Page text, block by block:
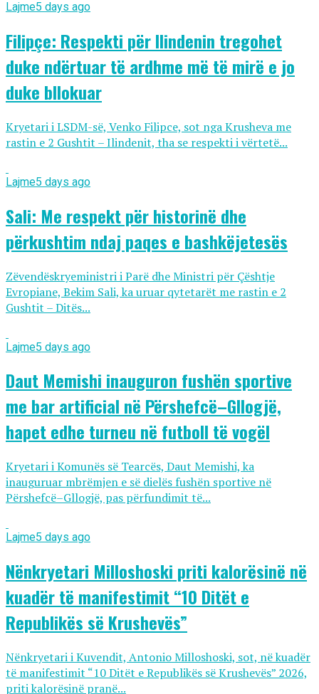
Lajme5 days ago
Filipçe: Respekti për Ilindenin tregohet
duke ndërtuar të ardhme më të mirë e jo
duke bllokuar
Kryetari i LSDM-së, Venko Filipce, sot nga Krusheva me
rastin e 2 Gushtit – Ilindenit, tha se respekti i vërtetë...
Lajme5 days ago
Sali: Me respekt për historinë dhe
përkushtim ndaj paqes e bashkëjetesës
Zëvendëskryeministri i Parë dhe Ministri për Çështje
Evropiane, Bekim Sali, ka uruar qytetarët me rastin e 2
Gushtit – Ditës...
Lajme5 days ago
Daut Memishi inauguron fushën sportive
me bar artificial në Përshefcë–Gllogjë,
hapet edhe turneu në futboll të vogël
Kryetari i Komunës së Tearcës, Daut Memishi, ka
inauguruar mbrëmjen e së dielës fushën sportive në
Përshefcë–Gllogjë, pas përfundimit të...
Lajme5 days ago
Nënkryetari Milloshoski priti kalorësinë në
kuadër të manifestimit “10 Ditët e
Republikës së Krushevës”
Nënkryetari i Kuvendit, Antonio Milloshoski, sot, në kuadër
të manifestimit “10 Ditët e Republikës së Krushevës” 2026,
priti kalorësinë pranë...